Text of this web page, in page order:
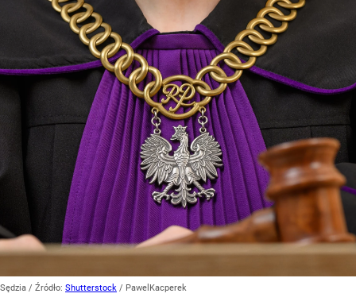
Sędzia / Źródło: Shutterstock / PawelKacperek